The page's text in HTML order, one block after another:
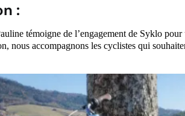
:
témoigne de l’engagement de Syklo
nous accompagnons les cyclistes qui